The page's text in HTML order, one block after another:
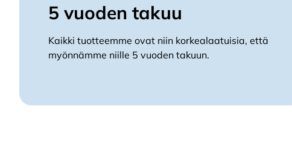
5 vuoden takuu
Kaikki tuotteemme ovat niin korkealaatuisia, että
myönnämme niille 5 vuoden takuun.